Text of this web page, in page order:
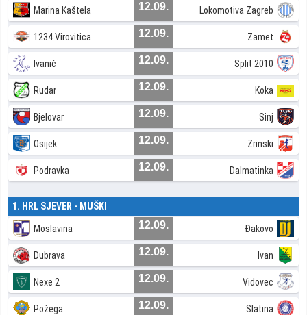
Marina Kaštela 12.09. Lokomotiva Zagreb
1234 Virovitica 12.09. Zamet
Ivanić 12.09. Split 2010
Rudar 12.09. Koka
Bjelovar 12.09. Sinj
Osijek 12.09. Zrinski
Podravka 12.09. Dalmatinka
1. HRL SJEVER - MUŠKI
Moslavina 12.09. Đakovo
Dubrava 12.09. Ivan
Nexe 2 12.09. Vidovec
Požega 12.09. Slatina